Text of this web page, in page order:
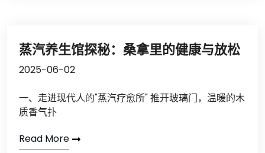
蒸汽养生馆探秘：桑拿里的健康与放松
2025-06-02
一、走进现代人的"蒸汽疗愈所" 推开玻璃门，温暖的木
质香气扑
Read More